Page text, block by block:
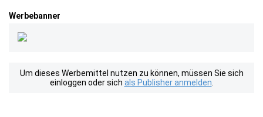
Werbebanner
Um dieses Werbemittel nutzen zu können, müssen Sie sich
einloggen oder sich als Publisher anmelden